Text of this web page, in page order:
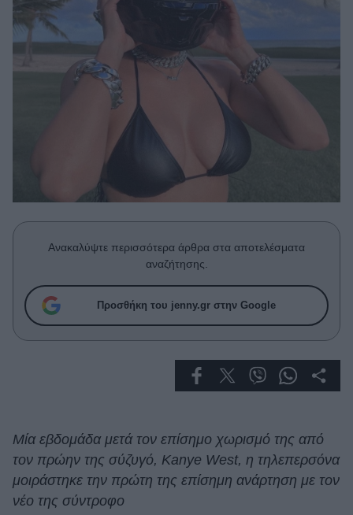
Υγεία + Διατροφή
Σχέσεις & Σεξ
Woman Power
Πρόσωπα
Celebrities
True Stories
Ask the Guru
Success Stories
Living
Deco
Cooking
Ανακαλύψτε περισσότερα άρθρα στα αποτελέσματα
αναζήτησης.
Προσθήκη του jenny.gr στην Google
Μία εβδομάδα μετά τον επίσημο χωρισμό της από
τον πρώην της σύζυγό, Kanye West, η τηλεπερσόνα
μοιράστηκε την πρώτη της επίσημη ανάρτηση με τον
νέο της σύντροφο